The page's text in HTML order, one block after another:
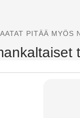
PITÄÄ MYÖS